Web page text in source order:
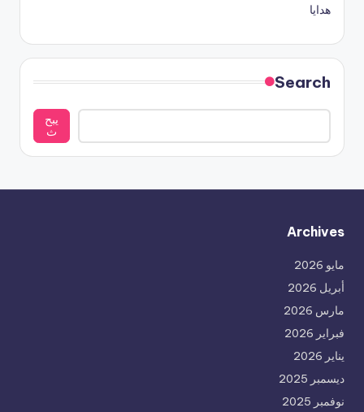
هدايا
Search
يبح
ث
Archives
مايو 2026
أبريل 2026
مارس 2026
فبراير 2026
يناير 2026
ديسمبر 2025
نوفمبر 2025